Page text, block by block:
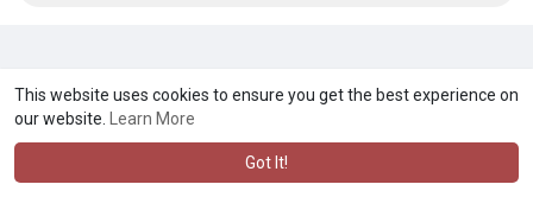
This website uses cookies to ensure you get the best experience on
our website.
Learn More
Got It!